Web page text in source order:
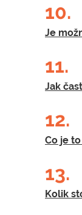
10.
Je
11.
Jak
12.
Co je
13.
Kolik